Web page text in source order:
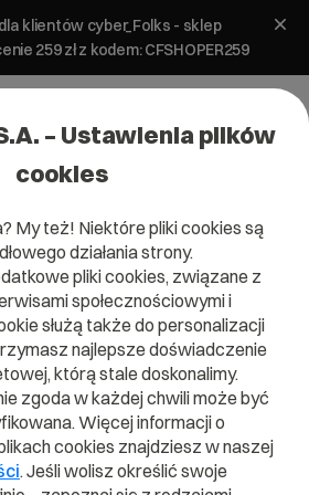
klientów cyber_Folks - sklep
259 zł z kodem: CFSHOPER259
przywrócić kopię bazy danych
kopię bazy danych
Bazy danych
– Ustawienia plików
cookies
My też! Niektóre pliki cookies są
działania strony.
pliki cookies, związane z
społecznościowymi i
służą także do personalizacji
najlepsze doświadczenie
którą stale doskonalimy.
zgoda w każdej chwili może być
Więcej informacji o
cookies znajdziesz w naszej
. Jeśli wolisz określić swoje